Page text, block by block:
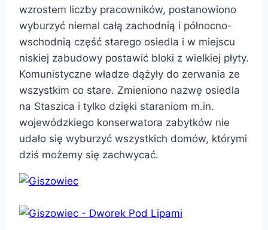
wzrostem liczby pracowników, postanowiono
wyburzyć niemal całą zachodnią i północno-
wschodnią część starego osiedla i w miejscu
niskiej zabudowy postawić bloki z wielkiej płyty.
Komunistyczne władze dążyły do zerwania ze
wszystkim co stare. Zmieniono nazwę osiedla
na Staszica i tylko dzięki staraniom m.in.
wojewódzkiego konserwatora zabytków nie
udało się wyburzyć wszystkich domów, którymi
dziś możemy się zachwycać.